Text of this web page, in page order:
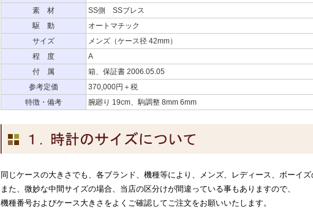
素 材
SS側 SSブレス
駆 動
オートマチック
サイズ
メンズ（ケース径 42mm）
程 度
A
付 属
箱、保証書 2006.05.05
参考定価
370,000円＋税
特徴・備考
腕廻り 19cm、駒調整 8mm 6mm
同じケースの大きさでも、各ブランド、機種等により、メンズ、レディース、ボーイズ
また、微妙な中間サイズの場合、当店の区分けが間違っている事もありますので、
機種番号およびケース大きさをよくご確認してご注文をお願いいたします。